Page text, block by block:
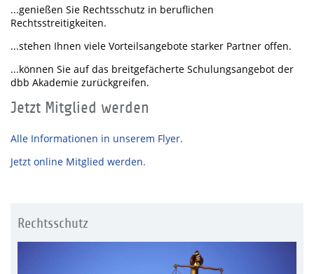
...genießen Sie Rechtsschutz in beruflichen
Rechtsstreitigkeiten.
...stehen Ihnen viele Vorteilsangebote starker Partner offen.
...können Sie auf das breitgefächerte Schulungsangebot der
dbb Akademie zurückgreifen.
Jetzt Mitglied werden
Alle Informationen in unserem Flyer.
Jetzt online Mitglied werden.
Rechtsschutz